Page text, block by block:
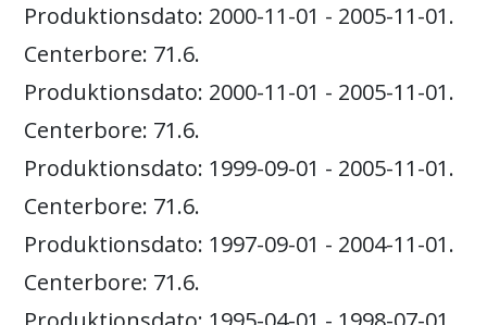
Produktionsdato: 2000-11-01 - 2005-11-01.
Centerbore: 71.6.
Produktionsdato: 2000-11-01 - 2005-11-01.
Centerbore: 71.6.
Produktionsdato: 1999-09-01 - 2005-11-01.
Centerbore: 71.6.
Produktionsdato: 1997-09-01 - 2004-11-01.
Centerbore: 71.6.